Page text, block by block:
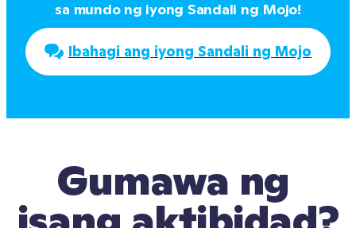
sa mundo ng iyong Sandali ng Mojo!
Ibahagi ang iyong Sandali ng Mojo
Gumawa ng